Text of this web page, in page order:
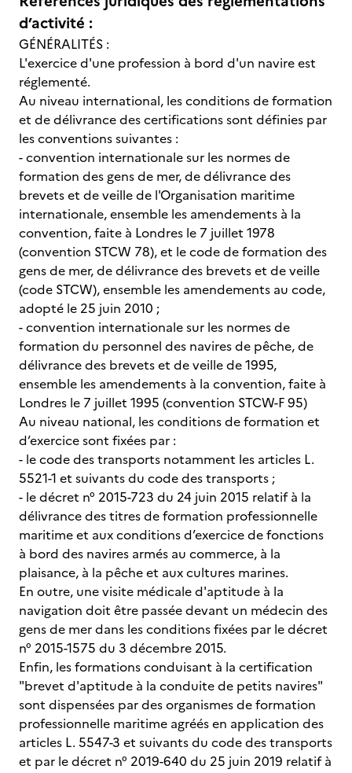
d’activité :
GÉNÉRALITÉS :
L'exercice d'une profession à bord d'un navire est
réglementé.
Au niveau international, les conditions de formation
et de délivrance des certifications sont définies par
les conventions suivantes :
- convention internationale sur les normes de
formation des gens de mer, de délivrance des
brevets et de veille de l'Organisation maritime
internationale, ensemble les amendements à la
convention, faite à Londres le 7 juillet 1978
(convention STCW 78), et le code de formation des
gens de mer, de délivrance des brevets et de veille
(code STCW), ensemble les amendements au code,
adopté le 25 juin 2010 ;
- convention internationale sur les normes de
formation du personnel des navires de pêche, de
délivrance des brevets et de veille de 1995,
ensemble les amendements à la convention, faite à
Londres le 7 juillet 1995 (convention STCW-F 95)
Au niveau national, les conditions de formation et
d’exercice sont fixées par :
- le code des transports notamment les articles L.
5521-1 et suivants du code des transports ;
- le décret n° 2015-723 du 24 juin 2015 relatif à la
délivrance des titres de formation professionnelle
maritime et aux conditions d’exercice de fonctions
à bord des navires armés au commerce, à la
plaisance, à la pêche et aux cultures marines.
En outre, une visite médicale d'aptitude à la
navigation doit être passée devant un médecin des
gens de mer dans les conditions fixées par le décret
n° 2015-1575 du 3 décembre 2015.
Enfin, les formations conduisant à la certification
"brevet d'aptitude à la conduite de petits navires"
sont dispensées par des organismes de formation
professionnelle maritime agréés en application des
articles L. 5547-3 et suivants du code des transports
et par le décret n° 2019-640 du 25 juin 2019 relatif à